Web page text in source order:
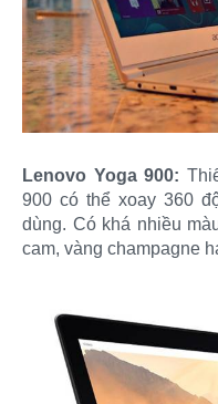
Lenovo Yoga 900:
900 có thể xoay 360
dùng. Có khá nhiều
cam, vàng champagne